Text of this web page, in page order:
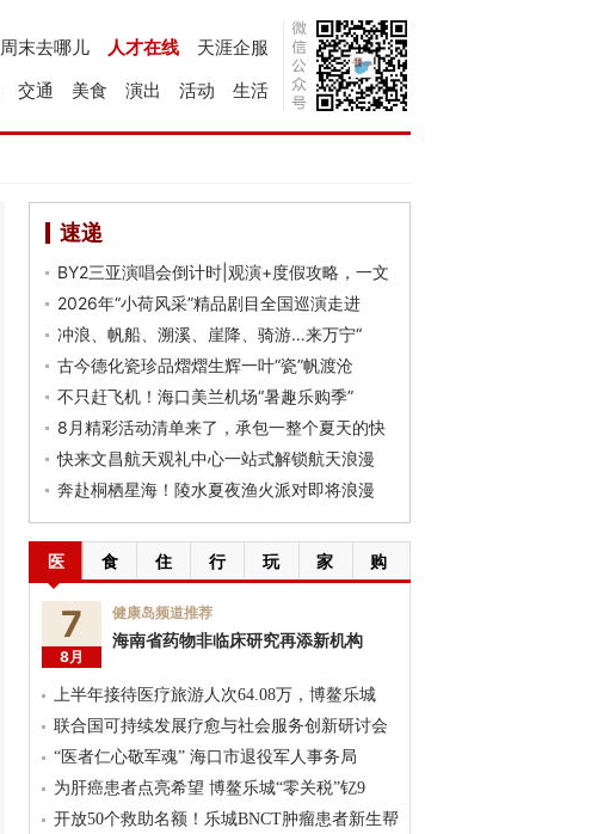
天涯企服
人才在线
周末去哪儿
生活
活动
演出
美食
交通
速递
BY2三亚演唱会倒计时|观演+度假攻略，一文
2026年“小荷风采”精品剧目全国巡演走进
冲浪、帆船、溯溪、崖降、骑游…来万宁“
古今德化瓷珍品熠熠生辉一叶“瓷”帆渡沧
不只赶飞机！海口美兰机场“暑趣乐购季”
8月精彩活动清单来了，承包一整个夏天的快
快来文昌航天观礼中心一站式解锁航天浪漫
奔赴桐栖星海！陵水夏夜渔火派对即将浪漫
医 食 住 行 玩 家 购
7
8月
健康岛频道推荐
海南省药物非临床研究再添新机构
上半年接待医疗旅游人次64.08万，博鳌乐城
联合国可持续发展疗愈与社会服务创新研讨会
“医者仁心敬军魂” 海口市退役军人事务局
为肝癌患者点亮希望 博鳌乐城“零关税”钇9
开放50个救助名额！乐城BNCT肿瘤患者新生帮